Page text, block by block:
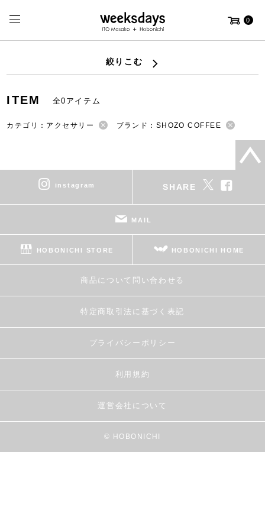
0
絞りこむ
ITEM 全0アイテム
カテゴリ：アクセサリー ブランド：SHOZO COFFEE
instagram SHARE
MAIL
HOBONICHI STORE HOBONICHI HOME
商品について問い合わせる
特定商取引法に基づく表記
プライバシーポリシー
利用規約
運営会社について
© HOBONICHI